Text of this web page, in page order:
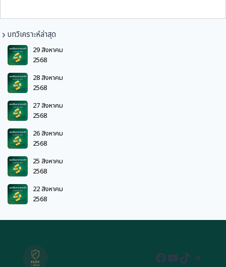
บทวิเคราะห์ล่าสุด
29 สิงหาคม
2568
28 สิงหาคม
2568
27 สิงหาคม
2568
26 สิงหาคม
2568
25 สิงหาคม
2568
22 สิงหาคม
2568
Facebook
YouTube
TikTok